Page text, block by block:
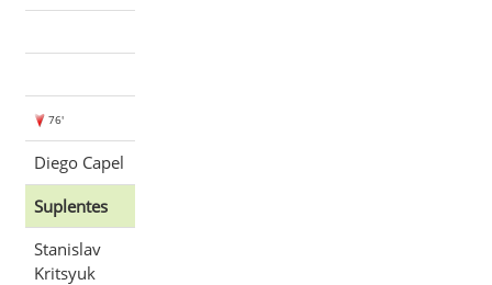
76'
Diego Capel
Suplentes
Stanislav
Kritsyuk